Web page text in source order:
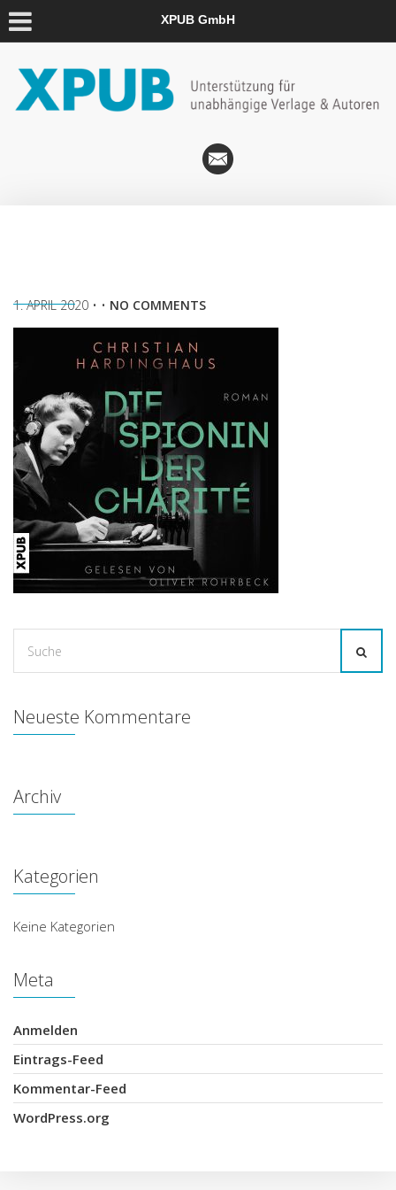
XPUB GmbH
1. APRIL 2020 • • NO COMMENTS
for:
Neueste Kommentare
Archiv
Kategorien
Keine Kategorien
Meta
Anmelden
Eintrags-Feed
Kommentar-Feed
WordPress.org